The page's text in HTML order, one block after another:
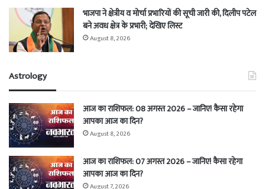
भाजपा ने क्षेत्रीय व मोर्चा प्रभारियों की सूची जारी की, दिलीप पटेल
बने अवध क्षेत्र के प्रभारी; देखिए लिस्ट
August 8, 2026
Astrology
आज का राशिफल: 08 अगस्त 2026 – जानिए! कैसा रहेगा
आपका आज का दिन?
August 8, 2026
आज का राशिफल: 07 अगस्त 2026 – जानिए! कैसा रहेगा
आपका आज का दिन?
August 7, 2026